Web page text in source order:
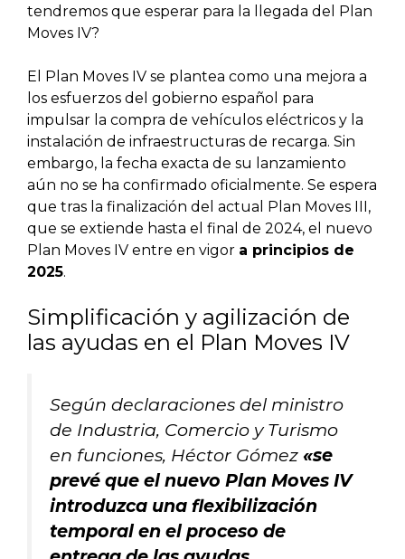
tendremos que esperar para la llegada del Plan
Moves IV?
El Plan Moves IV se plantea como una mejora a
los esfuerzos del gobierno español para
impulsar la compra de vehículos eléctricos y la
instalación de infraestructuras de recarga. Sin
embargo, la fecha exacta de su lanzamiento
aún no se ha confirmado oficialmente. Se espera
que tras la finalización del actual Plan Moves III,
que se extiende hasta el final de 2024, el nuevo
Plan Moves IV entre en vigor a principios de
2025.
Simplificación y agilización de
las ayudas en el Plan Moves IV
Según declaraciones del ministro
de Industria, Comercio y Turismo
en funciones, Héctor Gómez «se
prevé que el nuevo Plan Moves IV
introduzca una flexibilización
temporal en el proceso de